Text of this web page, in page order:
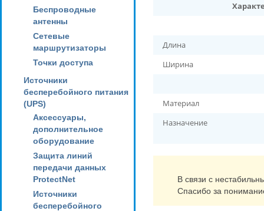
Беспроводные
антенны
Сетевые
маршрутизаторы
Точки доступа
Источники
бесперебойного питания
(UPS)
Аксессуары,
дополнительное
оборудование
Защита линий
передачи данных
ProtectNet
Источники
бесперебойного
Длина
Ширина
Материал
Назначение
В связи с
Спасибо за